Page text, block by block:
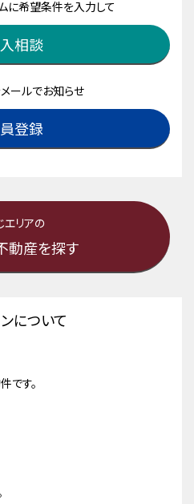
に希望条件を入力して
相談
ールでお知らせ
登録
エリアの
動産を探す
について
です。